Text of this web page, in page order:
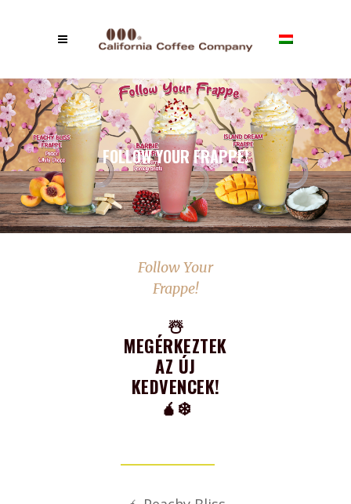
FOLLOW YOUR FRAPPE!
Follow Your
Frappe!
☃️
MEGÉRKEZTEK
AZ ÚJ
KEDVENCEK!
🧉❄️